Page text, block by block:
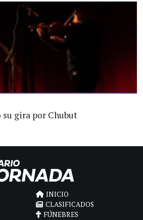
gira por Chubut
INICIO
CLASIFICADOS
FÚNEBRES